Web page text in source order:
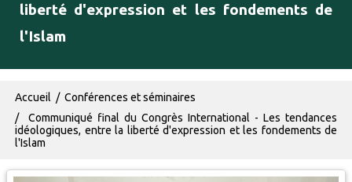
liberté d'expression et les fondements de
l'Islam
Fil d'Ariane
Accueil
Conférences et séminaires
Communiqué final du Congrès International - Les tendances
idéologiques, entre la liberté d'expression et les fondements de
l'Islam